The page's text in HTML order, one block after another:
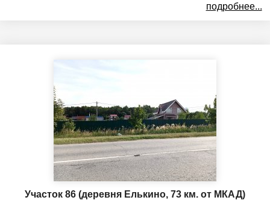
подробнее...
Участок 86 (деревня Елькино, 73 км. от МКАД)